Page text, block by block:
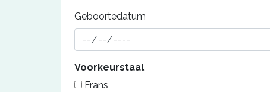
Geboortedatum
Voorkeurstaal
Frans